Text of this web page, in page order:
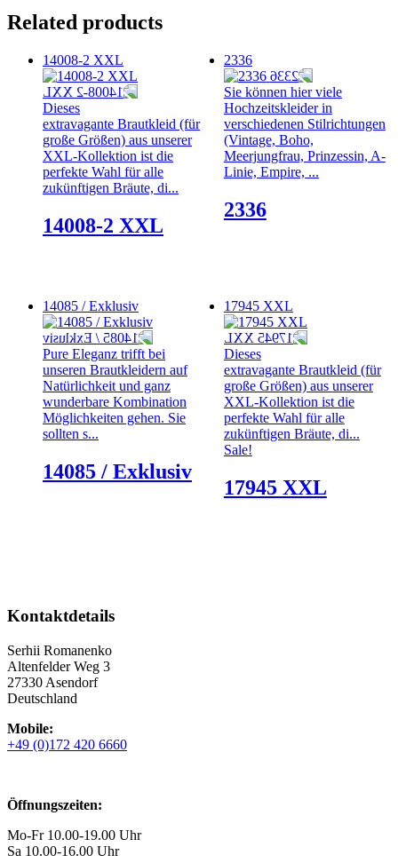
Related products
14008-2 XXL
Dieses
extravagante Brautkleid (für
große Größen) aus unserer
XXL-Kollektion ist die
perfekte Wahl für alle
zukünftigen Bräute, di...
14008-2 XXL
2336
Sie können hier viele
Hochzeitskleider in
verschiedenen Stilrichtungen
(Vintage, Boho,
Meerjungfrau, Prinzessin, A-
Linie, Empire, ...
2336
14085 / Exklusiv
Pure Eleganz trifft bei
unseren Brautkleidern auf
Natürlichkeit und ganz
wunderbare Kombination
Möglichkeiten gehen. Sie
sollten s...
14085 / Exklusiv
17945 XXL
Dieses
extravagante Brautkleid (für
große Größen) aus unserer
XXL-Kollektion ist die
perfekte Wahl für alle
zukünftigen Bräute, di...
Sale!
17945 XXL
Kontaktdetails
Serhii Romanenko
Altenfelder Weg 3
27330 Asendorf
Deutschland
Mobile:
+49 (0)172 420 6660
Öffnungszeiten:
Mo-Fr 10.00-19.00 Uhr
Sa 10.00-16.00 Uhr